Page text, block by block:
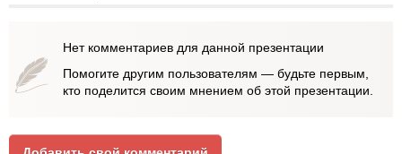
Нет комментариев для данной презентации
Помогите другим пользователям — будьте первым,
кто поделится своим мнением об этой презентации.